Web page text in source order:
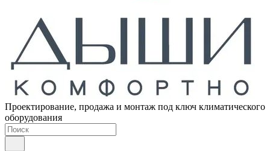
Проектирование, продажа и монтаж под ключ климатического
оборудования